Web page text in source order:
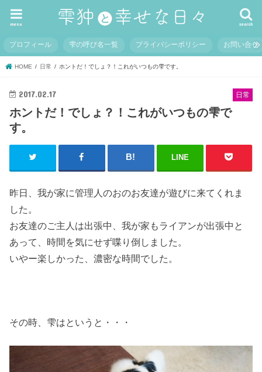
search
menu
プロフィール 雫の呼び名一覧 プライバシーポリシー お問い合せ
HOME 日常 ホントだ！でしょ？！これがいつもの雫です。
日常
2017.02.17
ホントだ！でしょ？！これがいつもの雫で
す。
LINE
昨日、我が家に管理人のおのお友達が遊びに来てくれま
した。
お友達のご主人は出張中、我が家もライアンが出張中と
あって、時間を気にせず喋り倒しました。
いやー楽しかった、濃密な時間でした。
その時、雫はというと・・・